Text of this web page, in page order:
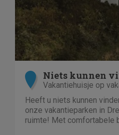
Niets kunnen
Vakantiehuisje op
Heeft u niets kunnen
onze vakantieparken in
ruimte! Met comfortabele